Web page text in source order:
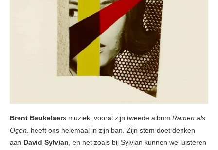
Brent Beukelaers muziek, vooral zijn tweede album Ramen als
Ogen, heeft ons helemaal in zijn ban. Zijn stem doet denken
aan David Sylvian, en net zoals bij Sylvian kunnen we luisteren